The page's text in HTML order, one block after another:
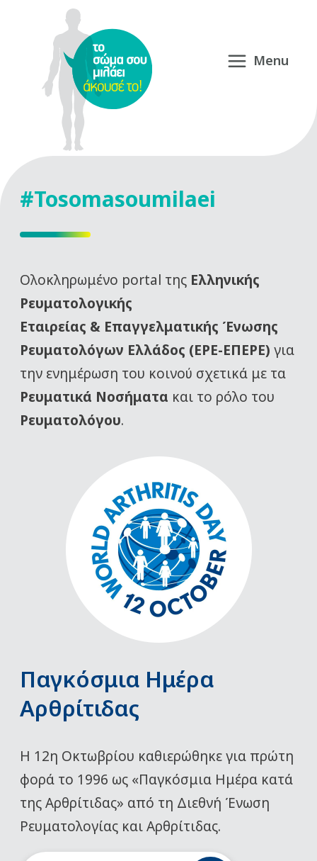
#Tosomasoumilaei
Oλοκληρωμένο portal της Ελληνικής
Ρευματολογικής
Εταιρείας & Επαγγελματικής Ένωσης
Ρευματολόγων Ελλάδος (ΕΡΕ-ΕΠΕΡΕ) για
την ενημέρωση του κοινού σχετικά με τα
Ρευματικά Νοσήματα και το ρόλο του
Ρευματολόγου.
Παγκόσμια Ημέρα
Αρθρίτιδας
Η 12η Οκτωβρίου καθιερώθηκε για πρώτη
φορά το 1996 ως «Παγκόσμια Ημέρα κατά
της Αρθρίτιδας» από τη Διεθνή Ένωση
Ρευματολογίας και Αρθρίτιδας.